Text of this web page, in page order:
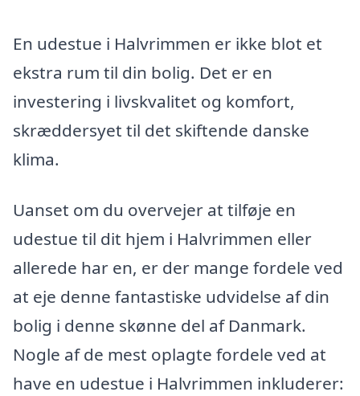
En udestue i Halvrimmen er ikke blot et
ekstra rum til din bolig. Det er en
investering i livskvalitet og komfort,
skræddersyet til det skiftende danske
klima.
Uanset om du overvejer at tilføje en
udestue til dit hjem i Halvrimmen eller
allerede har en, er der mange fordele ved
at eje denne fantastiske udvidelse af din
bolig i denne skønne del af Danmark.
Nogle af de mest oplagte fordele ved at
have en udestue i Halvrimmen inkluderer: